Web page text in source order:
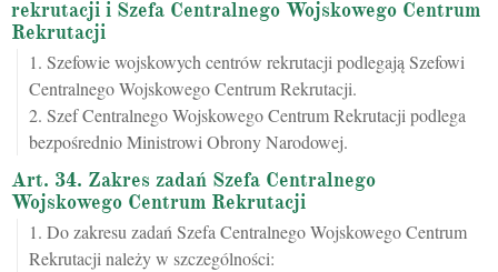
rekrutacji i Szefa Centralnego Wojskowego Centrum
Rekrutacji
1. Szefowie wojskowych centrów rekrutacji podlegają Szefowi
Centralnego Wojskowego Centrum Rekrutacji.
2. Szef Centralnego Wojskowego Centrum Rekrutacji podlega
bezpośrednio Ministrowi Obrony Narodowej.
Art. 34. Zakres zadań Szefa Centralnego
Wojskowego Centrum Rekrutacji
1. Do zakresu zadań Szefa Centralnego Wojskowego Centrum
Rekrutacji należy w szczególności: